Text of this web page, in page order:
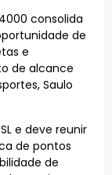
consolida
de
e
de alcance
Saulo
e deve reunir
de pontos
de